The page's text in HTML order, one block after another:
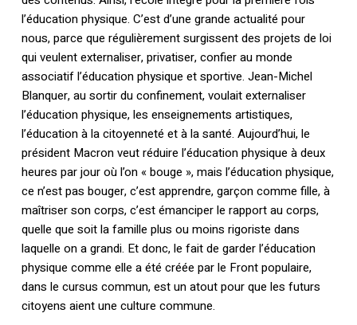
l’éducation physique. C’est d’une grande actualité pour
nous, parce que régulièrement surgissent des projets de loi
qui veulent externaliser, privatiser, confier au monde
associatif l’éducation physique et sportive. Jean-Michel
Blanquer, au sortir du confinement, voulait externaliser
l’éducation physique, les enseignements artistiques,
l’éducation à la citoyenneté et à la santé. Aujourd’hui, le
président Macron veut réduire l’éducation physique à deux
heures par jour où l’on « bouge », mais l’éducation physique,
ce n’est pas bouger, c’est apprendre, garçon comme fille, à
maîtriser son corps, c’est émanciper le rapport au corps,
quelle que soit la famille plus ou moins rigoriste dans
laquelle on a grandi. Et donc, le fait de garder l’éducation
physique comme elle a été créée par le Front populaire,
dans le cursus commun, est un atout pour que les futurs
citoyens aient une culture commune.